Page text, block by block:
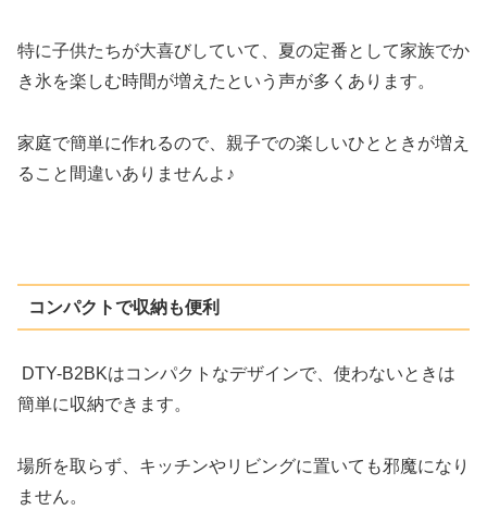
特に子供たちが大喜びしていて、夏の定番として家族でか
き氷を楽しむ時間が増えたという声が多くあります。
家庭で簡単に作れるので、親子での楽しいひとときが増え
ること間違いありませんよ♪
コンパクトで収納も便利
DTY-B2BKはコンパクトなデザインで、使わないときは
簡単に収納できます。
場所を取らず、キッチンやリビングに置いても邪魔になり
ません。